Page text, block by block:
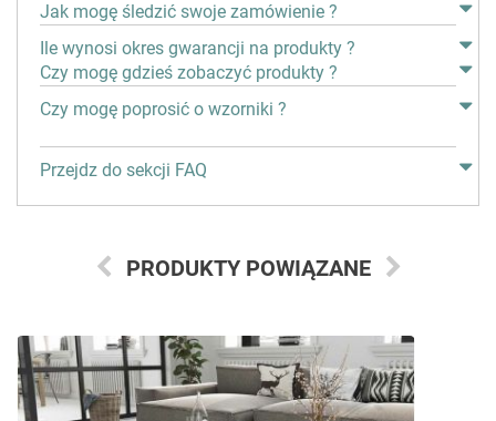
Jak mogę śledzić swoje zamówienie ?
Ile wynosi okres gwarancji na produkty ?
Czy mogę gdzieś zobaczyć produkty ?
Czy mogę poprosić o wzorniki ?
Przejdz do sekcji FAQ
PRODUKTY POWIĄZANE